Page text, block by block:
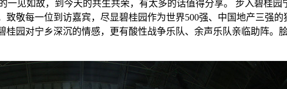
见如故，到今天的共生共荣，有太多的话值得分享。 步入碧桂
敬每一位到访嘉宾，尽显碧桂园作为世界500强、中国地产三强
园对宁乡深沉的情感，更有酸性战争乐队、余声乐队亲临助阵。